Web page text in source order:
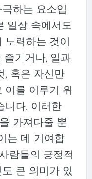
하는 요소입
일상 속에서도
노력하는 것이
즐기거나, 일과
, 혹은 자신만
이를 이루기 위
니다. 이러한
가져다줄 뿐
는 데 기여합
람들의 긍정적
큰 의미가 있